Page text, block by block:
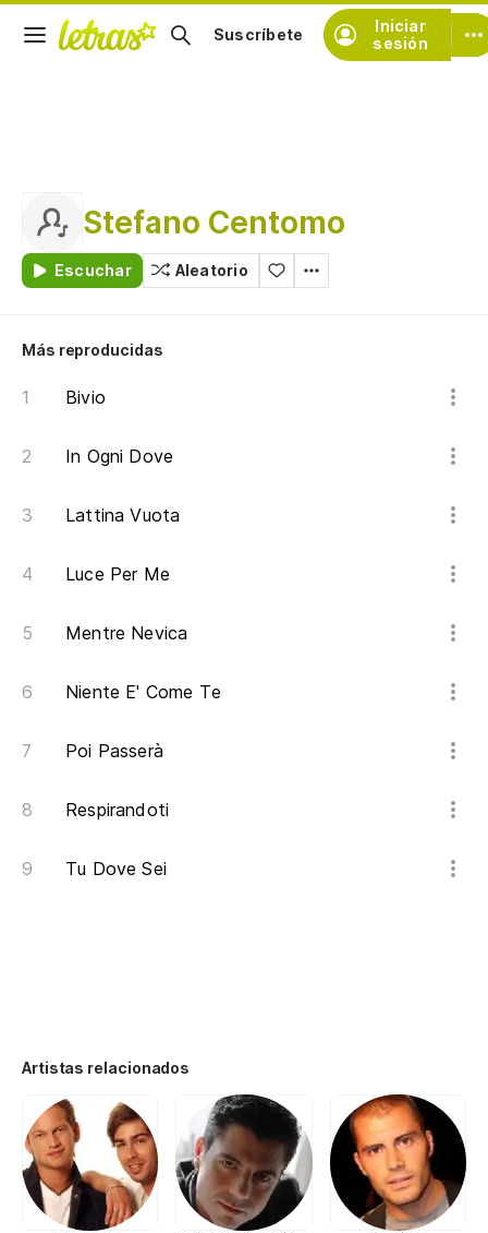
Iniciar
sesión
Suscríbete
Stefano Centomo
Escuchar Aleatorio
Más reproducidas
Bivio
In Ogni Dove
Lattina Vuota
Luce Per Me
Mentre Nevica
Niente E' Come Te
Poi Passerà
Respirandoti
Tu Dove Sei
Artistas relacionados